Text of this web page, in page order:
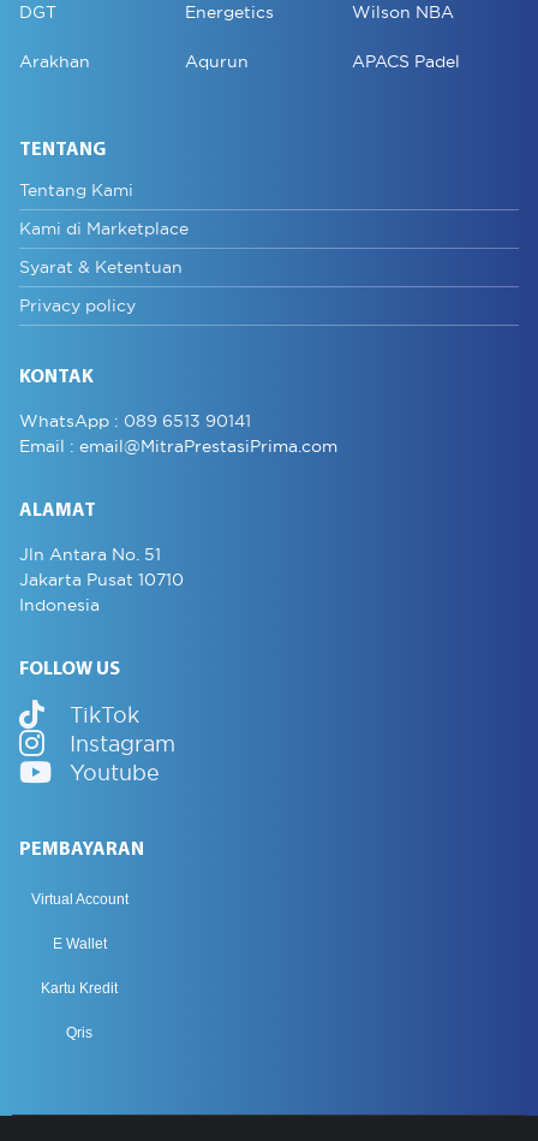
DGT Energetics Wilson NBA
Arakhan Aqurun APACS Padel
TENTANG
Tentang Kami
Kami di Marketplace
Syarat & Ketentuan
Privacy policy
KONTAK
WhatsApp : 089 6513 90141
Email : email@MitraPrestasiPrima.com
ALAMAT
Jln Antara No. 51
Jakarta Pusat 10710
Indonesia
FOLLOW US
TikTok
Instagram
Youtube
PEMBAYARAN
Virtual Account
E Wallet
Kartu Kredit
Qris